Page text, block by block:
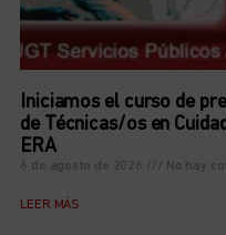
Iniciamos el curso de
de Técnicas/os en
ERA
6 de agosto de 2026 No hay
LEER MÁS